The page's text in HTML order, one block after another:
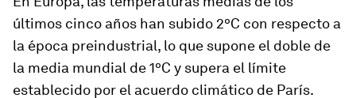
últimos cinco años han subido 2ºC con respecto a
la época preindustrial, lo que supone el doble de
la media mundial de 1ºC y supera el límite
establecido por el acuerdo climático de París.